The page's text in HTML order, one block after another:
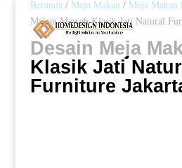
Beranda/ Meja Makan / Meja Makan
Makan Mewah Klasik Jati Natural
Desain Meja
Klasik Jati
Furniture